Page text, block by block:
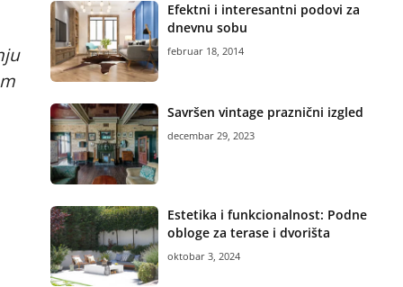
Efektni i interesantni podovi za
dnevnu sobu
februar 18, 2014
Savršen vintage praznični izgled
decembar 29, 2023
Estetika i funkcionalnost: Podne
obloge za terase i dvorišta
oktobar 3, 2024